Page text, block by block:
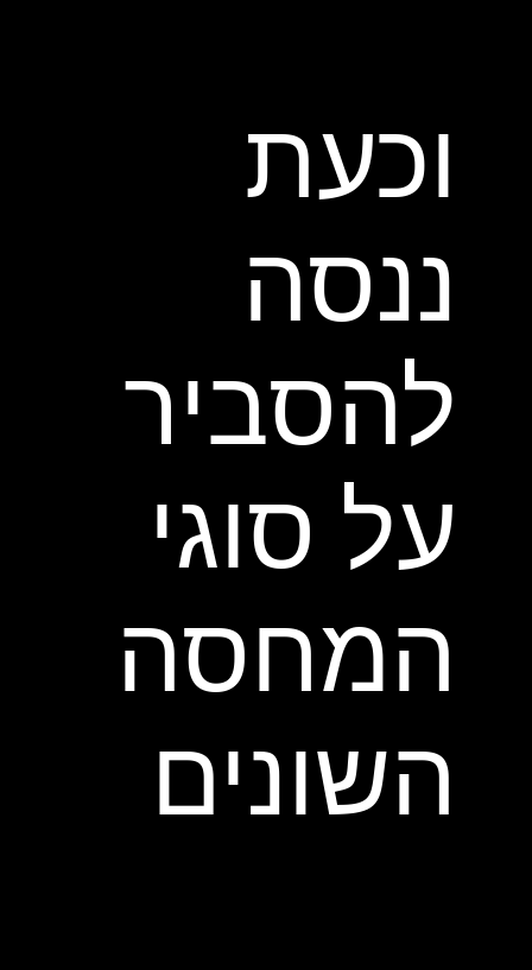
וכעת
ננסה
להסביר
על סוגי
המחסה
השונים